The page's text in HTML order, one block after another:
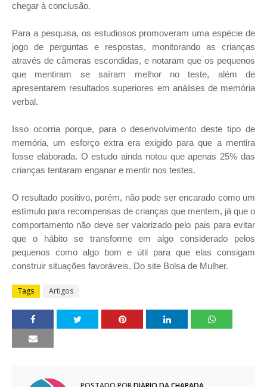
chegar à conclusão.
Para a pesquisa, os estudiosos promoveram uma espécie de
jogo de perguntas e respostas, monitorando as crianças
através de câmeras escondidas, e notaram que os pequenos
que mentiram se saíram melhor no teste, além de
apresentarem resultados superiores em análises de memória
verbal.
Isso ocorria porque, para o desenvolvimento deste tipo de
memória, um esforço extra era exigido para que a mentira
fosse elaborada. O estudo ainda notou que apenas 25% das
crianças tentaram enganar e mentir nos testes.
O resultado positivo, porém, não pode ser encarado como um
estímulo para recompensas de crianças que mentem, já que o
comportamento não deve ser valorizado pelo pais para evitar
que o hábito se transforme em algo considerado pelos
pequenos como algo bom e útil para que elas consigam
construir situações favoráveis. Do site Bolsa de Mulher.
Tags Artigos